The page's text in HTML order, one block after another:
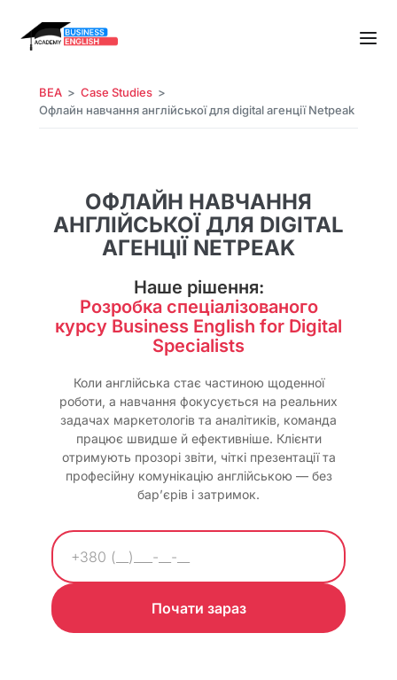
BEA
Case Studies
Офлайн навчання англійської для digital агенції Netpeak
ОФЛАЙН НАВЧАННЯ
АНГЛІЙСЬКОЇ ДЛЯ DIGITAL
АГЕНЦІЇ NETPEAK
Наше рішення:
Розробка спеціалізованого
курсу Business English for Digital
Specialists
Коли англійська стає частиною щоденної
роботи, а навчання фокусується на реальних
задачах маркетологів та аналітиків, команда
працює швидше й ефективніше. Клієнти
отримують прозорі звіти, чіткі презентації та
професійну комунікацію англійською — без
бар’єрів і затримок.